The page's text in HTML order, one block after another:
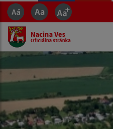
Nacina Ves
Oficiálna stránka